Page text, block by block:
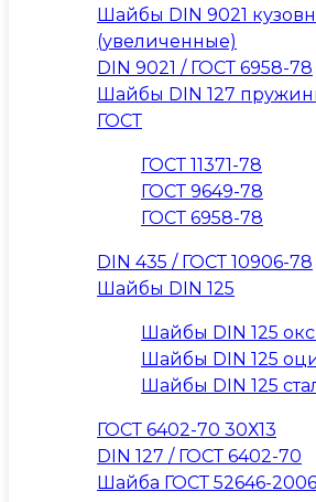
Шайбы DIN 9021
(увеличенные)
DIN 9021 / ГОСТ 6958-78
Шайбы DIN 127
ГОСТ
ГОСТ 11371-78
ГОСТ 9649-78
ГОСТ 6958-78
DIN 435 / ГОСТ 10906-78
Шайбы DIN 125
Шайбы DIN 125
Шайбы DIN 125
Шайбы DIN 125
ГОСТ 6402-70 30Х13
DIN 127 / ГОСТ 6402-70
Шайба ГОСТ 52646-